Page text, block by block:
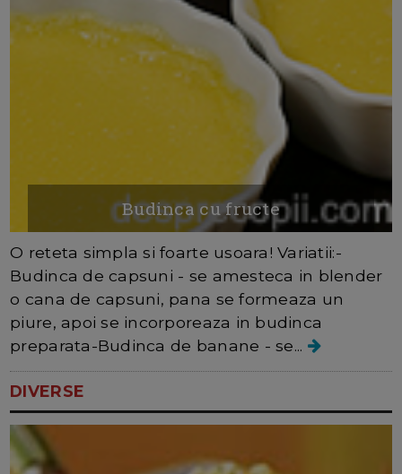
Budinca cu fructe
O reteta simpla si foarte usoara! Variatii:-
Budinca de capsuni - se amesteca in blender
o cana de capsuni, pana se formeaza un
piure, apoi se incorporeaza in budinca
preparata-Budinca de banane - se...
DIVERSE